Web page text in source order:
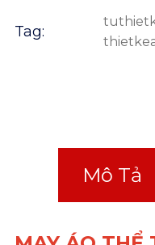
Tag:
Mô Tả